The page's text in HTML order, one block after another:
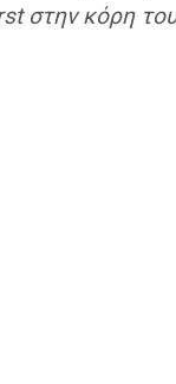
στην κόρη